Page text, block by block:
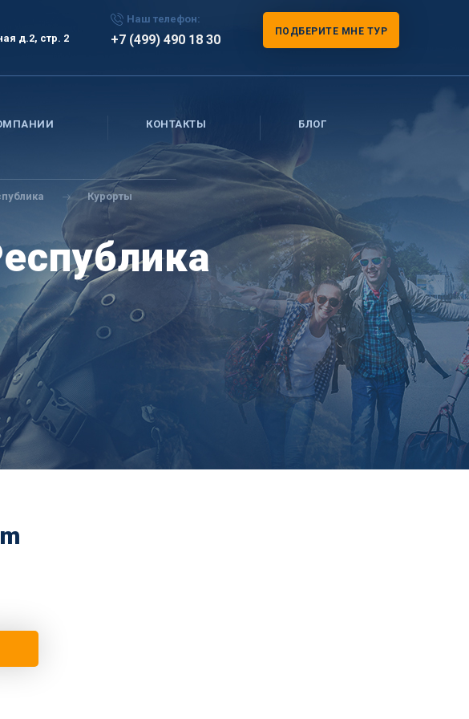
д.2, стр. 2
Наш телефон:
+7 (499) 490 18 30
ПОДБЕРИТЕ МНЕ ТУР
КОНТАКТЫ БЛОГ
Курорты